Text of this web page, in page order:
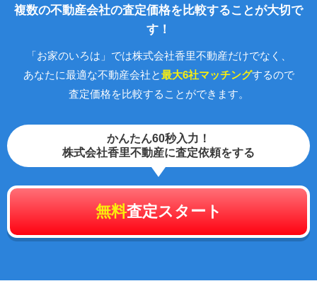
複数の不動産会社の査定価格を比較することが大切で
す！
「お家のいろは」では株式会社香里不動産だけでなく、
あなたに最適な不動産会社と最大6社マッチングするので
査定価格を比較することができます。
かんたん60秒入力！
株式会社香里不動産に査定依頼をする
無料査定スタート